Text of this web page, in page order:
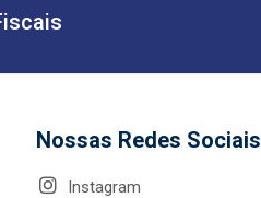
Nossas Redes Sociais
Instagram